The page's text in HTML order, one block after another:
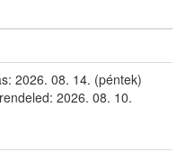
2026. 08. 14. (péntek)
2026. 08. 10.